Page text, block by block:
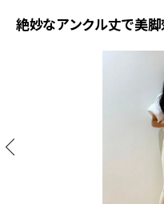
絶妙なアンクル丈で美